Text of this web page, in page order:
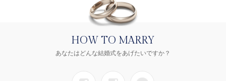
HOW TO MARRY
あなたはどんな結婚式をあげたいですか？